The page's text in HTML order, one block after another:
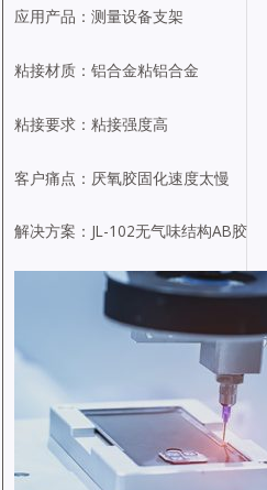
应用产品：测量设备支架
粘接材质：铝合金粘铝合金
粘接要求：粘接强度高
客户痛点：厌氧胶固化速度太慢
解决方案：JL-102无气味结构AB胶